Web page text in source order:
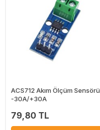
ACS712 Akım Ölçüm Sensörü
-30A/+30A
79,80 TL